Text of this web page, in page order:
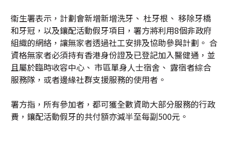
衞生署表示，計劃會新增新增洗牙、 杜牙根、 移除牙橋
和牙冠，以及鑲配活動假牙項目，署方將利用8個非政府
組織的網絡，讓無家者透過社工安排及協助參與計劃。 合
資格無家者必須持有香港身份證及已登記加入醫健通，並
且屬於臨時收容中心、 市區單身人士宿舍、 露宿者綜合
服務隊，或者邊緣社群支援服務的使用者。
署方指，所有參加者，都可獲全數資助大部分服務的行政
費，鑲配活動假牙的共付額亦減半至每副500元。